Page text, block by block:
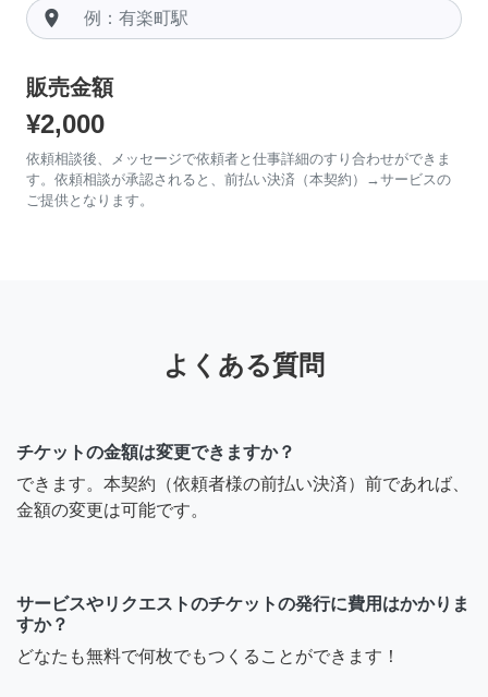
room
販売金額
¥2,000
依頼相談後、メッセージで依頼者と仕事詳細のすり合わせができま
す。依頼相談が承認されると、前払い決済（本契約）→サービスの
ご提供となります。
よくある質問
チケットの金額は変更できますか？
できます。本契約（依頼者様の前払い決済）前であれば、
金額の変更は可能です。
サービスやリクエストのチケットの発行に費用はかかりま
すか？
どなたも無料で何枚でもつくることができます！